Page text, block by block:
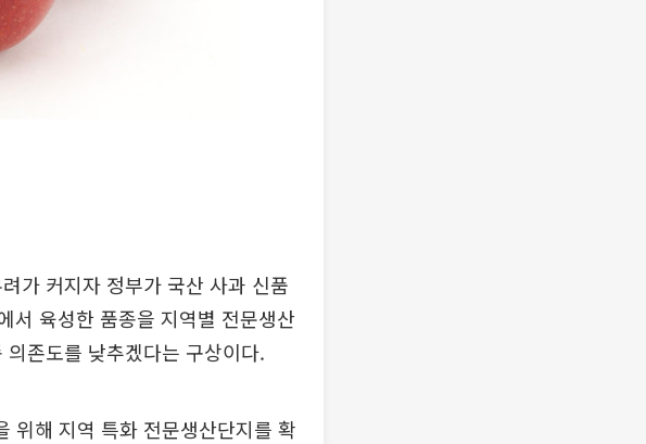
가 커지자 정부가 국산 사과 신품
서 육성한 품종을 지역별 전문생산
존도를 낮추겠다는 구상이다.
위해 지역 특화 전문생산단지를 확